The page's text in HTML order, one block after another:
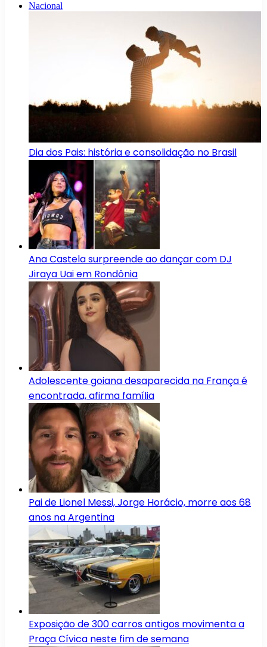
Nacional
Dia dos Pais: história e consolidação no Brasil
Ana Castela surpreende ao dançar com DJ
Jiraya Uai em Rondônia
Adolescente goiana desaparecida na França é
encontrada, afirma família
Pai de Lionel Messi, Jorge Horácio, morre aos 68
anos na Argentina
Exposição de 300 carros antigos movimenta a
Praça Cívica neste fim de semana